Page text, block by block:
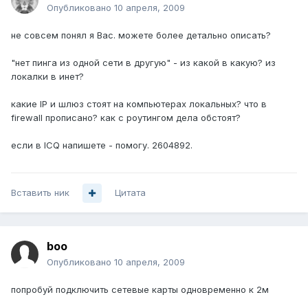
Опубликовано 10 апреля, 2009
не совсем понял я Вас. можете более детально описать?
"нет пинга из одной сети в другую" - из какой в какую? из
локалки в инет?
какие IP и шлюз стоят на компьютерах локальных? что в
firewall прописано? как с роутингом дела обстоят?
если в ICQ напишете - помогу. 2604892.
Вставить ник Цитата
boo
Опубликовано 10 апреля, 2009
попробуй подключить сетевые карты одновременно к 2м